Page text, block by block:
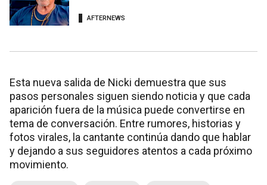
AFTERNEWS
Esta nueva salida de Nicki demuestra que sus
pasos personales siguen siendo noticia y que cada
aparición fuera de la música puede convertirse en
tema de conversación. Entre rumores, historias y
fotos virales, la cantante continúa dando que hablar
y dejando a sus seguidores atentos a cada próximo
movimiento.